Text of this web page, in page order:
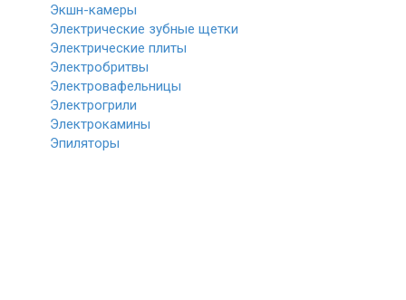
Экшн-камеры
Электрические зубные щетки
Электрические плиты
Электробритвы
Электровафельницы
Электрогрили
Электрокамины
Эпиляторы